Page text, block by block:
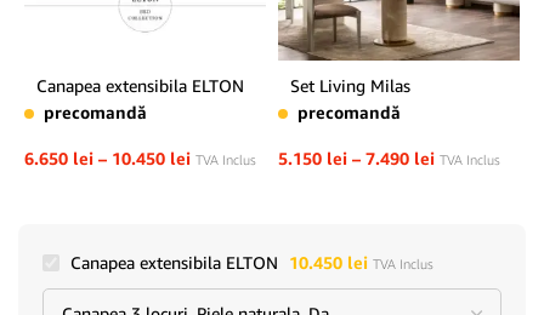
Canapea extensibila ELTON
precomandă
6.650 lei – 10.450 lei TVA Inclus
Set Living Milas
precomandă
5.150 lei – 7.490 lei TVA Inclus
Canapea extensibila ELTON 10.450 lei TVA Inclus